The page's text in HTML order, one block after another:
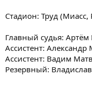
Стадион: Труд (Миасс,
Главный судья: Артём
Ассистент:
Ассистент: Вадим
Резервный: